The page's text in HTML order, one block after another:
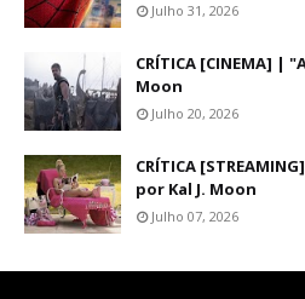
Julho 31, 2026
CRÍTICA [CINEMA] |
Moon
Julho 20, 2026
CRÍTICA
por Kal J. Moon
Julho 07, 2026